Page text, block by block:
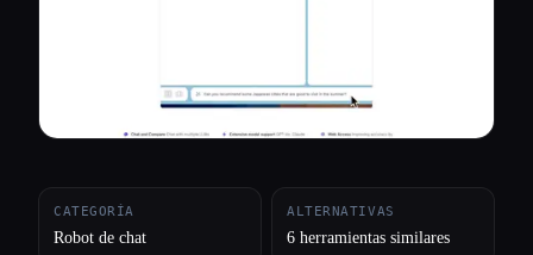
CATEGORÍA
Robot de chat
ALTERNATIVAS
6 herramientas similares